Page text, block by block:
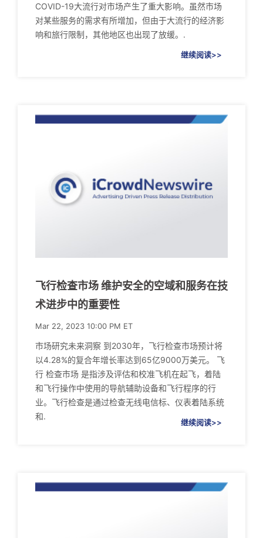
COVID-19大流行对市场产生了重大影响。虽然市场
对某些服务的需求有所增加，但由于大流行的经济影
响和旅行限制，其他地区也出现了放缓。.
继续阅读>>
飞行检查市场 维护安全的空域和服务在技
术进步中的重要性
Mar 22, 2023 10:00 PM ET
市场研究未来洞察 到2030年，飞行检查市场预计将
以4.28%的复合年增长率达到65亿9000万美元。 飞
行 检查市场 是指涉及评估和校准飞机在起飞，着陆
和飞行操作中使用的导航辅助设备和飞行程序的行
业。飞行检查是通过检查无线电信标、仪表着陆系统
和.
继续阅读>>